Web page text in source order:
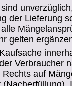
der Lieferung
gelten
Verbraucher
auf